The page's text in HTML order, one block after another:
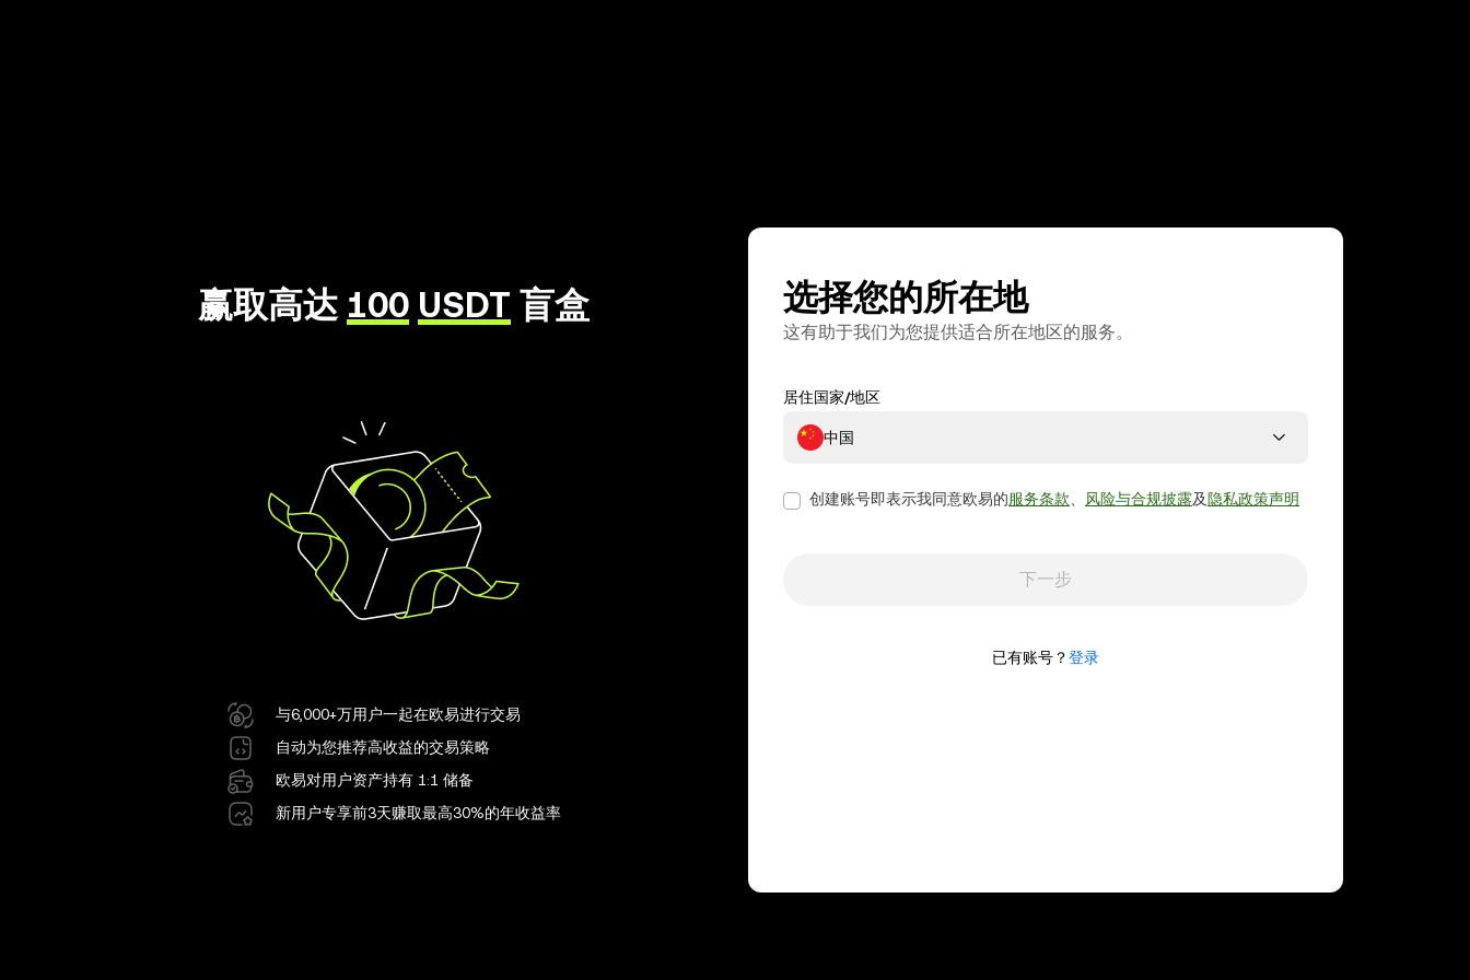
赢取高达 100 USDT 盲盒
与6,000+万用户一起在欧易进行交易
自动为您推荐高收益的交易策略
欧易对用户资产持有 1:1 储备
新用户专享前3天赚取最高30%的年收益率
选择您的所在地
这有助于我们为您提供适合所在地区的服务。
居住国家/地区
中国
创建账号即表示我同意欧易的服务条款 风险与合规披露及 隐私政策声明
下一步
已有账号？登录